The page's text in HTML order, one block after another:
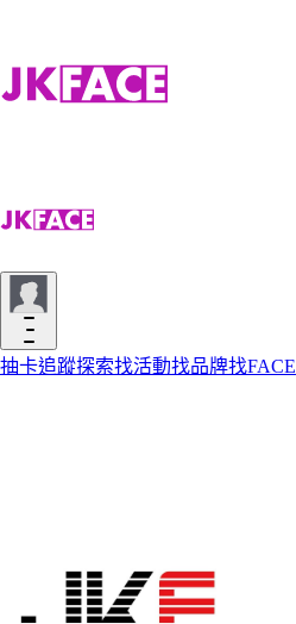
抽卡追蹤探索找活動找品牌找FACE